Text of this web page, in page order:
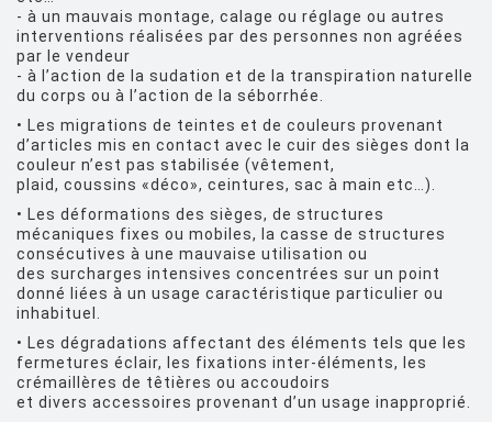
- à un mauvais montage, calage ou réglage ou autres
interventions réalisées par des personnes non agréées
par le vendeur
- à l’action de la sudation et de la transpiration naturelle
du corps ou à l’action de la séborrhée.
• Les migrations de teintes et de couleurs provenant
d’articles mis en contact avec le cuir des sièges dont la
couleur n’est pas stabilisée (vêtement,
plaid, coussins «déco», ceintures, sac à main etc…).
• Les déformations des sièges, de structures
mécaniques fixes ou mobiles, la casse de structures
consécutives à une mauvaise utilisation ou
des surcharges intensives concentrées sur un point
donné liées à un usage caractéristique particulier ou
inhabituel.
• Les dégradations affectant des éléments tels que les
fermetures éclair, les fixations inter-éléments, les
crémaillères de têtières ou accoudoirs
et divers accessoires provenant d’un usage inapproprié.